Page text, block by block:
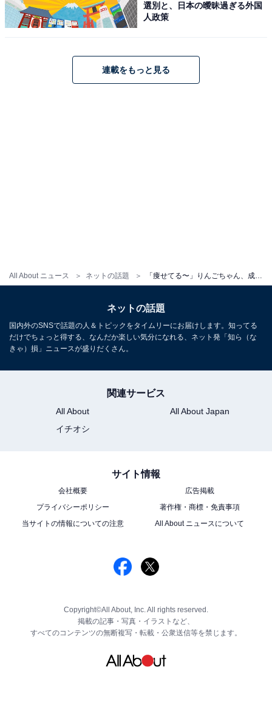
All About ニュース ネットの話題
選別と、日本の曖昧過ぎる外国
人政策
連載をもっと見る
ネットの話題
国内外のSNSで話題の人＆トピックをタイムリーにお届けします。知ってる
だけでちょっと得する、なんだか楽しい気分になれる、ネット発「知ら（な
きゃ）損」ニュースが盛りだくさん。
関連サービス
All About
All About Japan
イチオシ
サイト情報
会社概要
広告掲載
プライバシーポリシー
著作権・商標・免責事項
当サイトの情報についての注意
All About ニュースについて
Copyright©All About, Inc. All rights reserved.
掲載の記事・写真・イラストなど、
すべてのコンテンツの無断複写・転載・公衆送信等を禁じます。